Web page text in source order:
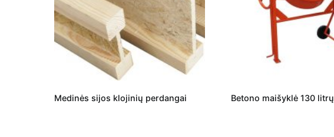
Medinės sijos klojinių perdangai Betono maišyklė 130 litrų